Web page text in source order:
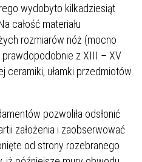
wydobyto kilkadziesiąt
całość materiału
rozmiarów nóż (mocno
prawdopodobnie z XIII – XV
ceramiki, ułamki przedmiotów
pozwoliła odsłonić
założenia i zaobserwować
od strony rozebranego